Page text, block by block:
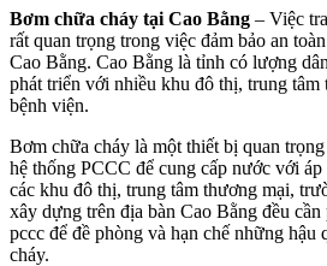
Bơm chữa cháy tại Cao Bằng – Việc
rất quan trọng trong việc đảm bảo an
Cao Bằng. Cao Bằng là tỉnh có lượng
phát triển với nhiều khu đô thị, trung
bệnh viện.
Bơm chữa cháy là một thiết bị quan
hệ thống PCCC để cung cấp nước với
các khu đô thị, trung tâm thương mại,
xây dựng trên địa bàn Cao Bằng đều
pccc để đề phòng và hạn chế những hậu
cháy.